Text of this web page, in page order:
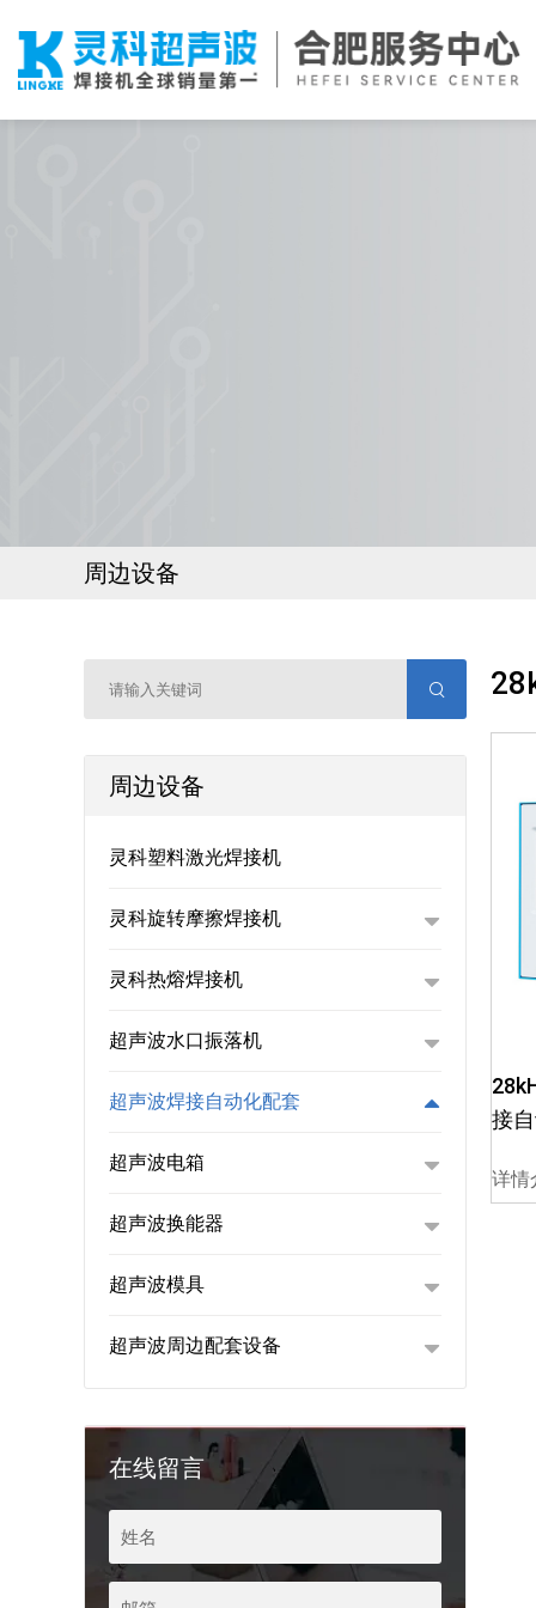
周边设备
周边设备
灵科塑料激光焊接机
灵科旋转摩擦焊接机
灵科热熔焊接机
超声波水口振落机
超声波焊接自动化配套
超声波电箱
超声波换能器
超声波模具
超声波周边配套设备
在线留言
接
详情